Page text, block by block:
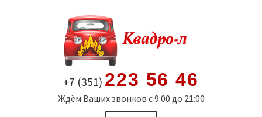
содержимому
+7 (351) 223 56 46
Ждём Ваших звонков с 9:00 до 21:00